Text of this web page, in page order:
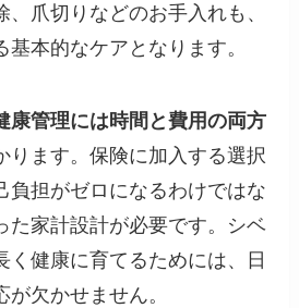
爪切りなどのお手入れも、
本的なケアとなります。
康管理には時間と費用の両方
ります。保険に加入する選択
負担がゼロになるわけではな
た家計設計が必要です。シベ
く健康に育てるためには、日
欠かせません。